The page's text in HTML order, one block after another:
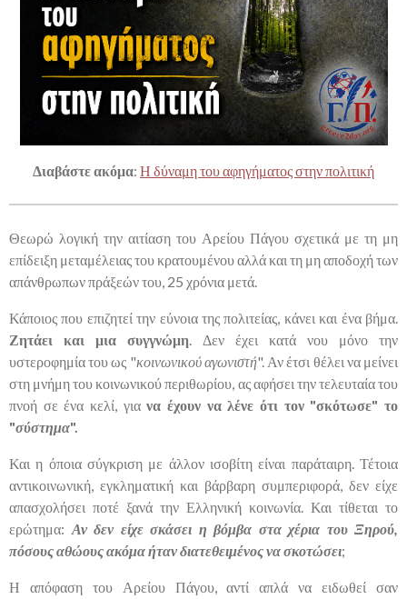
Διαβάστε ακόμα: Η δύναμη του αφηγήματος στην πολιτική
Θεωρώ λογική την αιτίαση του Αρείου Πάγου σχετικά με τη μη
επίδειξη μεταμέλειας του κρατουμένου αλλά και τη μη αποδοχή των
απάνθρωπων πράξεών του, 25 χρόνια μετά.
Κάποιος που επιζητεί την εύνοια της πολιτείας, κάνει και ένα βήμα.
Ζητάει και μια συγγνώμη. Δεν έχει κατά νου μόνο την
υστεροφημία του ως "κοινωνικού αγωνιστή". Αν έτσι θέλει να μείνει
στη μνήμη του κοινωνικού περιθωρίου, ας αφήσει την τελευταία του
πνοή σε ένα κελί, γιανα έχουν να λένε ότι τον "σκότωσε" το
"σύστημα".
Και η όποια σύγκριση με άλλον ισοβίτη είναι παράταιρη. Τέτοια
αντικοινωνική, εγκληματική και βάρβαρη συμπεριφορά, δεν είχε
απασχολήσει ποτέ ξανά την Ελληνική κοινωνία. Και τίθεται το
ερώτημα: Αν δεν είχε σκάσει η βόμβα στα χέρια του Ξηρού,
πόσους αθώους ακόμα ήταν διατεθειμένος να σκοτώσει;
Η απόφαση του Αρείου Πάγου, αντί απλά να ειδωθεί σαν